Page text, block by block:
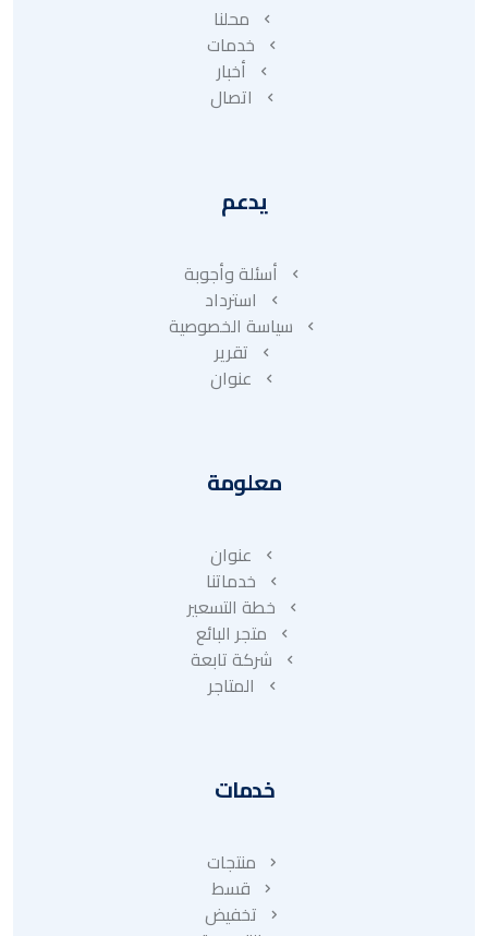
محلنا
خدمات
أخبار
اتصال
يدعم
أسئلة وأجوبة
استرداد
سياسة الخصوصية
تقرير
عنوان
معلومة
عنوان
خدماتنا
خطة التسعير
متجر البائع
شركة تابعة
المتاجر
خدمات
منتجات
قسط
تخفيض